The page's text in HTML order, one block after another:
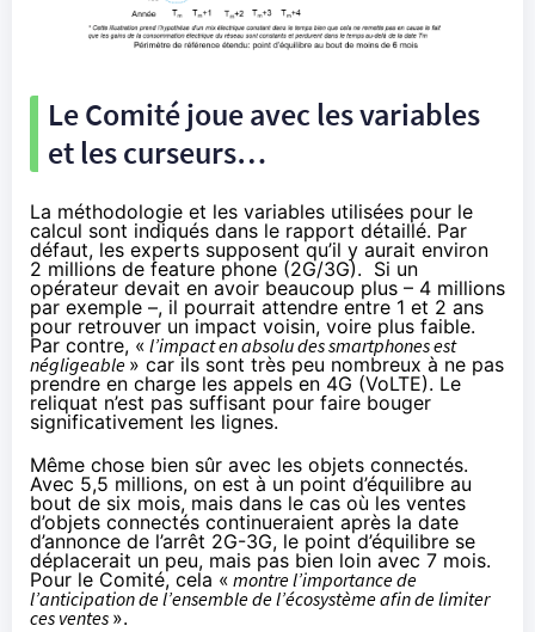
Le Comité joue avec les variables
et les curseurs…
La méthodologie et les variables utilisées pour le
calcul sont indiqués dans le rapport détaillé. Par
défaut, les experts supposent qu’il y aurait environ
2 millions de feature phone (2G/3G). Si un
opérateur devait en avoir beaucoup plus – 4 millions
par exemple –, il pourrait attendre entre 1 et 2 ans
pour retrouver un impact voisin, voire plus faible.
Par contre, « l’impact en absolu des smartphones est
négligeable » car ils sont très peu nombreux à ne pas
prendre en charge les appels en 4G (VoLTE). Le
reliquat n’est pas suffisant pour faire bouger
significativement les lignes.
Même chose bien sûr avec les objets connectés.
Avec 5,5 millions, on est à un point d’équilibre au
bout de six mois, mais dans le cas où les ventes
d’objets connectés continueraient après la date
d’annonce de l’arrêt 2G-3G, le point d’équilibre se
déplacerait un peu, mais pas bien loin avec 7 mois.
Pour le Comité, cela « montre l’importance de
l’anticipation de l’ensemble de l’écosystème afin de limiter
ces ventes ».